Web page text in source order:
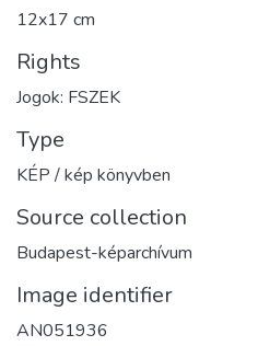
12x17 cm
Rights
Jogok: FSZEK
Type
KÉP / kép könyvben
Source collection
Budapest-képarchívum
Image identifier
AN051936